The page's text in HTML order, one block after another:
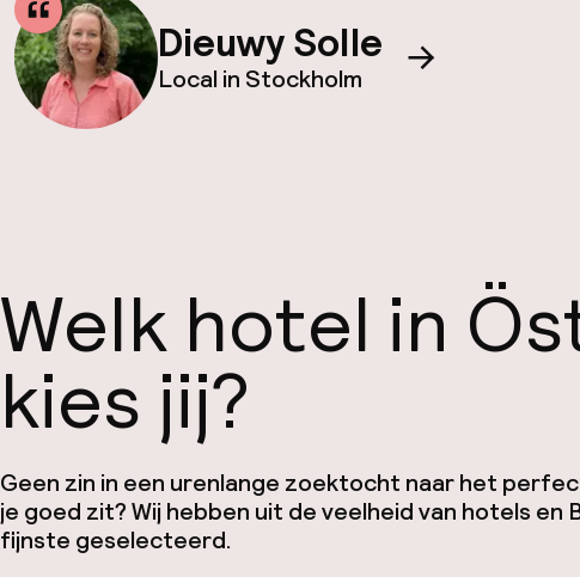
Dieuwy Solle
Local in Stockholm
Welk hotel in
kies jij?
Geen zin in een urenlange zoektocht naar het
je goed zit? Wij hebben uit de veelheid van hotels en
fijnste geselecteerd.